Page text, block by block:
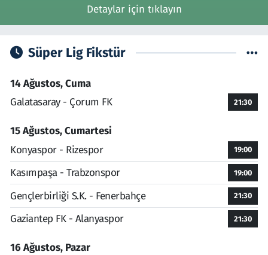
Detaylar için tıklayın
Süper Lig Fikstür
14 Ağustos, Cuma
Galatasaray - Çorum FK
21:30
15 Ağustos, Cumartesi
Konyaspor - Rizespor
19:00
Kasımpaşa - Trabzonspor 19:00
Gençlerbirliği S.K. - Fenerbahçe 21:30
Gaziantep FK - Alanyaspor 21:30
16 Ağustos, Pazar